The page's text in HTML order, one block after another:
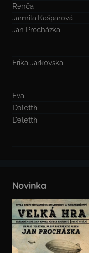
Renča
Jarmila Kašparová
Jan Procházka
Erika Jarkovska
Eva
Daletth
Daletth
Novinka